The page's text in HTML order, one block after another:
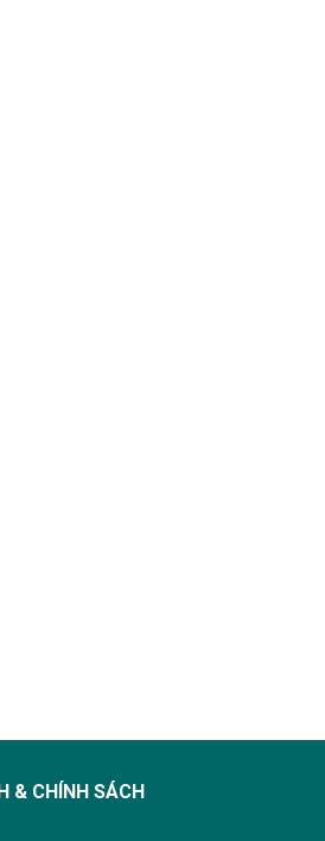
& CHÍNH SÁCH